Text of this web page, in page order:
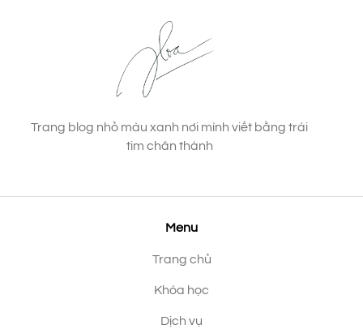
Trang blog nhỏ màu xanh nơi mình viết bằng trái
tim chân thành
Menu
Trang chủ
Khóa học
Dịch vụ